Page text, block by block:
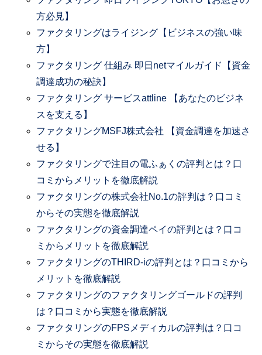
方必見】
ファクタリングはライジング【ビジネスの強い味
方】
ファクタリング 仕組み 即日netマイルガイド【資金
調達成功の秘訣】
ファクタリング サービスattline 【あなたのビジネ
スを支える】
ファクタリングMSFJ株式会社 【資金調達を加速さ
せる】
ファクタリングで注目の電ふぁくの評判とは？口
コミからメリットを徹底解説
ファクタリングの株式会社No.1の評判は？口コミ
からその実態を徹底解説
ファクタリングの資金調達ペイの評判とは？口コ
ミからメリットを徹底解説
ファクタリングのTHIRD-iの評判とは？口コミから
メリットを徹底解説
ファクタリングのファクタリングゴールドの評判
は？口コミから実態を徹底解説
ファクタリングのFPSメディカルの評判は？口コ
ミからその実態を徹底解説